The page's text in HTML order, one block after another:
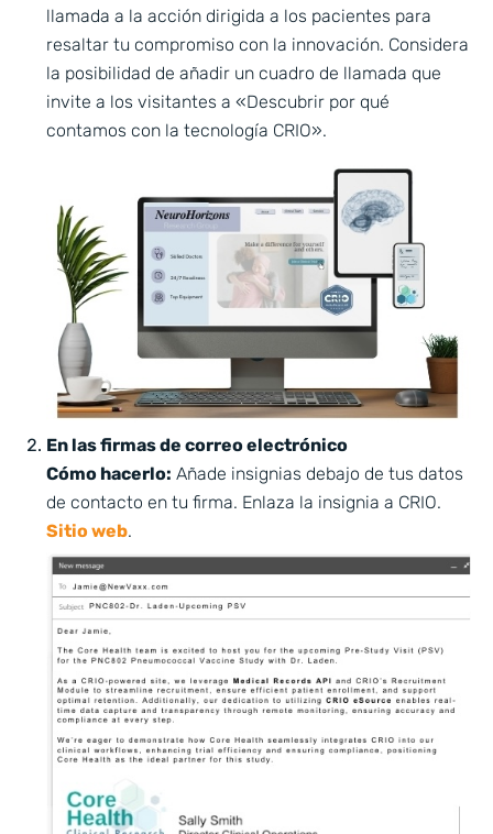
llamada a la acción dirigida a los pacientes para
resaltar tu compromiso con la innovación. Considera
la posibilidad de añadir un cuadro de llamada que
invite a los visitantes a «Descubrir por qué
contamos con la tecnología CRIO».
En las firmas de correo electrónico
Cómo hacerlo: Añade insignias debajo de tus datos
de contacto en tu firma. Enlaza la insignia a CRIO.
Sitio web.